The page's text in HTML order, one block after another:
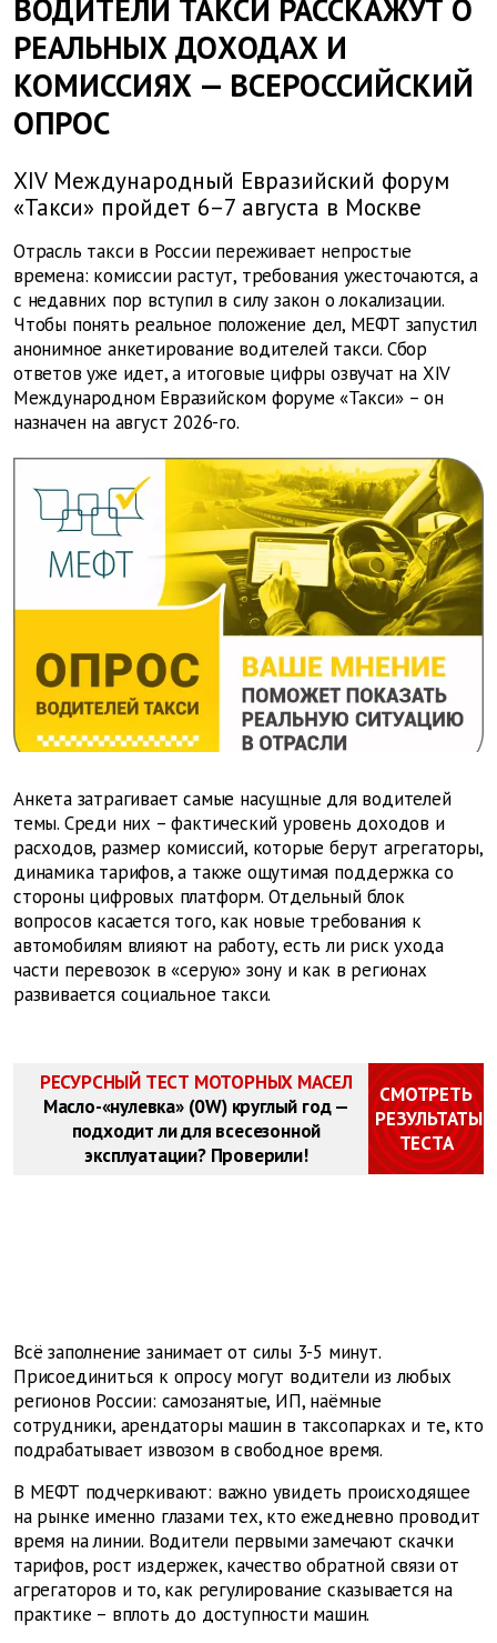
ВОДИТЕЛИ ТАКСИ РАССКАЖУТ О
РЕАЛЬНЫХ ДОХОДАХ И
КОМИССИЯХ — ВСЕРОССИЙСКИЙ
ОПРОС
XIV Международный Евразийский форум
«Такси» пройдет 6–7 августа в Москве
Отрасль такси в России переживает непростые
времена: комиссии растут, требования ужесточаются, а
с недавних пор вступил в силу закон о локализации.
Чтобы понять реальное положение дел, МЕФТ запустил
анонимное анкетирование водителей такси. Сбор
ответов уже идет, а итоговые цифры озвучат на XIV
Международном Евразийском форуме «Такси» – он
назначен на август 2026-го.
Анкета затрагивает самые насущные для водителей
темы. Среди них – фактический уровень доходов и
расходов, размер комиссий, которые берут агрегаторы,
динамика тарифов, а также ощутимая поддержка со
стороны цифровых платформ. Отдельный блок
вопросов касается того, как новые требования к
автомобилям влияют на работу, есть ли риск ухода
части перевозок в «серую» зону и как в регионах
развивается социальное такси.
РЕСУРСНЫЙ ТЕСТ МОТОРНЫХ МАСЕЛ
Масло-«нулевка» (0W) круглый год —
подходит ли для всесезонной
эксплуатации? Проверили!
СМОТРЕТЬ
РЕЗУЛЬТАТЫ
ТЕСТА
Всё заполнение занимает от силы 3-5 минут.
Присоединиться к опросу могут водители из любых
регионов России: самозанятые, ИП, наёмные
сотрудники, арендаторы машин в таксопарках и те, кто
подрабатывает извозом в свободное время.
В МЕФТ подчеркивают: важно увидеть происходящее
на рынке именно глазами тех, кто ежедневно проводит
время на линии. Водители первыми замечают скачки
тарифов, рост издержек, качество обратной связи от
агрегаторов и то, как регулирование сказывается на
практике – вплоть до доступности машин.